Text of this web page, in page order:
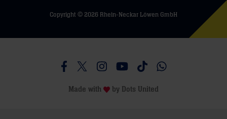
Copyright © 2026 Rhein-Neckar Löwen GmbH
Besucht uns auf Facebook
Besucht uns auf Twitter
Besucht uns auf Instagram
Besucht uns auf Youtube
Besucht uns auf
Besucht uns auf
Made with by Dots United